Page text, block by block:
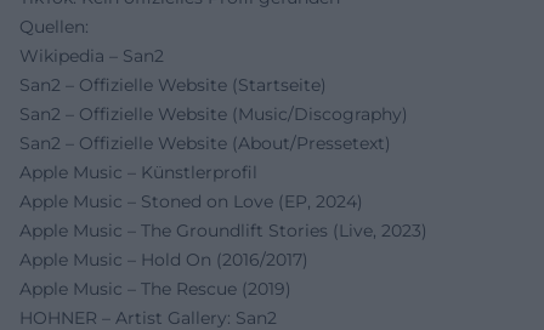
Quellen:
Wikipedia – San2
San2 – Offizielle Website (Startseite)
San2 – Offizielle Website (Music/Discography)
San2 – Offizielle Website (About/Pressetext)
Apple Music – Künstlerprofil
Apple Music – Stoned on Love (EP, 2024)
Apple Music – The Groundlift Stories (Live, 2023)
Apple Music – Hold On (2016/2017)
Apple Music – The Rescue (2019)
HOHNER – Artist Gallery: San2